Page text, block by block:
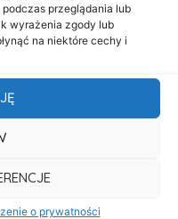
przeglądania lub
wyrażenia zgody lub
na niektóre cechy i
o prywatności